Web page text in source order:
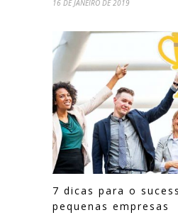
16 DE JANEIRO DE 2019
7 dicas para o
pequenas empresas